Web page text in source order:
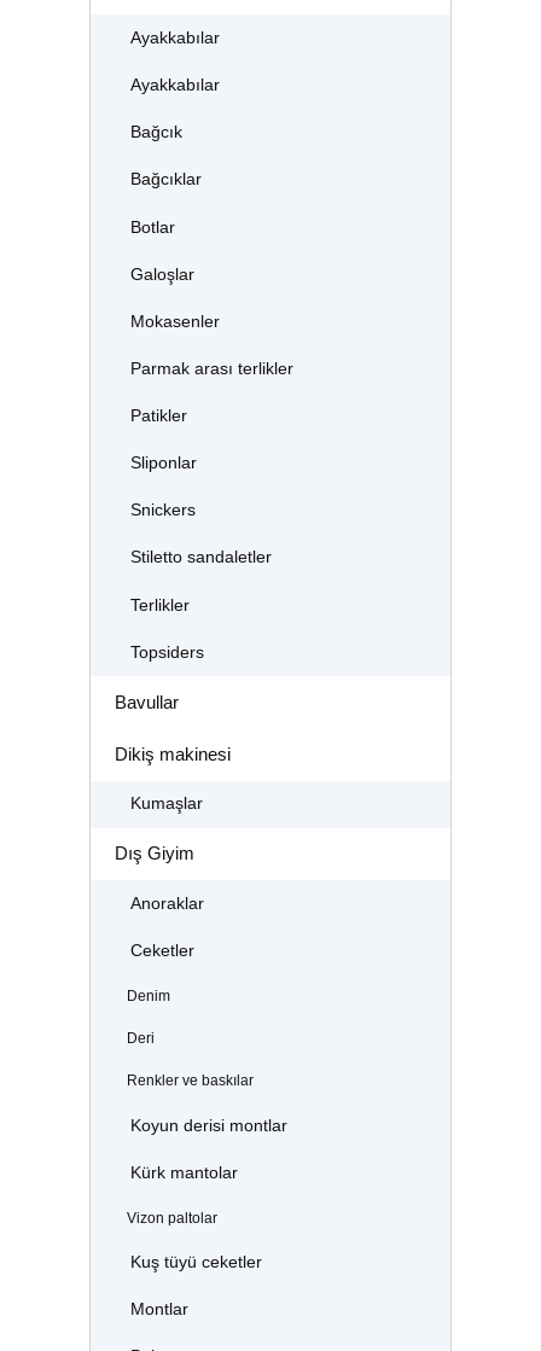
Ayakkabılar
Ayakkabılar
Bağcık
Bağcıklar
Botlar
Galoşlar
Mokasenler
Parmak arası terlikler
Patikler
Sliponlar
Snickers
Stiletto sandaletler
Terlikler
Topsiders
Bavullar
Dikiş makinesi
Kumaşlar
Dış Giyim
Anoraklar
Ceketler
Denim
Deri
Renkler ve baskılar
Koyun derisi montlar
Kürk mantolar
Vizon paltolar
Kuş tüyü ceketler
Montlar